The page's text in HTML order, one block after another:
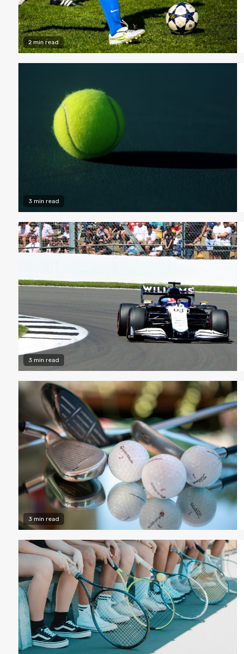
2 min read
3 min read
3 min read
3 min read